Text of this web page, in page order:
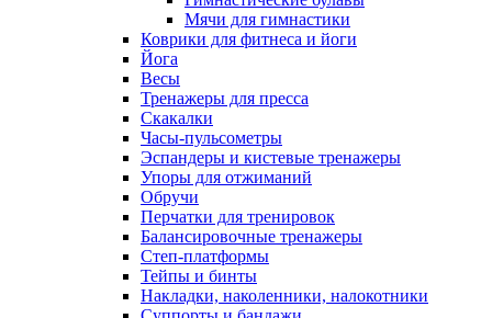
Мячи для гимнастики
Коврики для фитнеса и йоги
Йога
Весы
Тренажеры для пресса
Скакалки
Часы-пульсометры
Эспандеры и кистевые тренажеры
Упоры для отжиманий
Обручи
Перчатки для тренировок
Балансировочные тренажеры
Степ-платформы
Тейпы и бинты
Накладки, наколенники, налокотники